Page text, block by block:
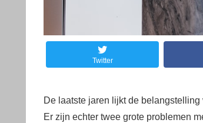
Twitter
De laatste jaren lijkt de
Er zijn echter twee grote problemen